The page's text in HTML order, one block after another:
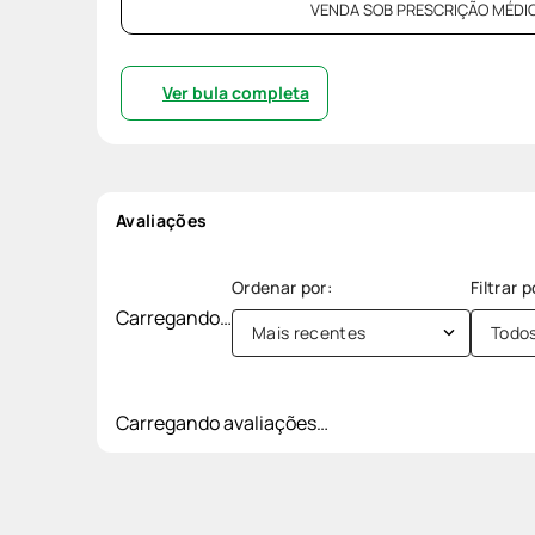
VENDA SOB PRESCRIÇÃO
Ver bula completa
Avaliações
Carregando…
Mais recentes
Carregando avaliações…